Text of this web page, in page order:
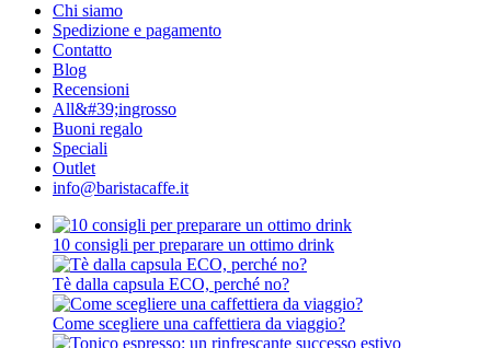
Chi siamo
Spedizione e pagamento
Contatto
Blog
Recensioni
All&#39;ingrosso
Buoni regalo
Speciali
Outlet
info@baristacaffe.it
10 consigli per preparare un ottimo drink
Tè dalla capsula ECO, perché no?
Come scegliere una caffettiera da viaggio?